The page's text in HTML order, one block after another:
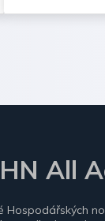
HN All
Hospodářských